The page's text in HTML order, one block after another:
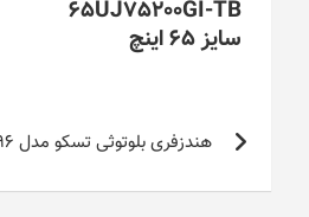
65UJ75200GI-TB
سایز 65 اینچ
راهبری
نوشتههندزفری بلوتوثی تسکو مدل TH 5396